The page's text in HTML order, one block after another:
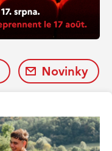
Novinky